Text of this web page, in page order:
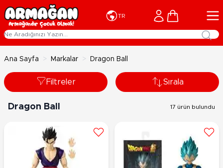
İçeriğe geç
TR Cart
Ana Sayfa > Markalar > Dragon Ball
Filtreler Sırala
Dragon Ball 17 ürün bulundu